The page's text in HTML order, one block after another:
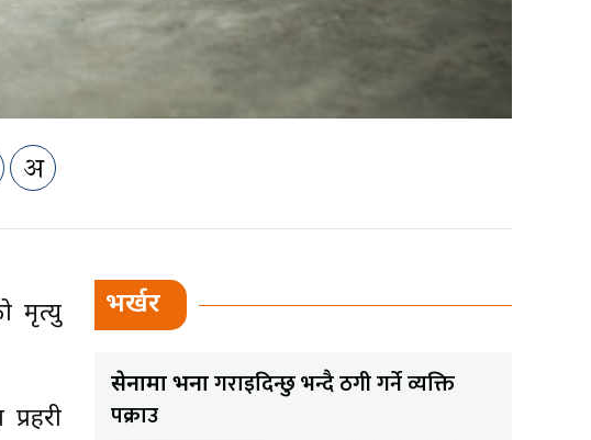
मृत्यु
भर्खर
सेनामा भर्नागराइदिन्छु भन्दै ठगी गर्ने व्यक्ति
पक्राउ